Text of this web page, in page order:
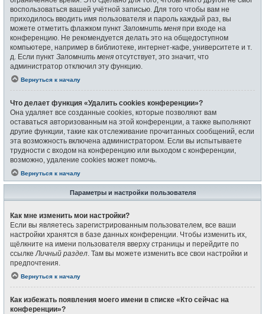
воспользоваться вашей учётной записью. Для того чтобы вам не
приходилось вводить имя пользователя и пароль каждый раз, вы
можете отметить флажком пункт Запомнить меня при входе на
конференцию. Не рекомендуется делать это на общедоступном
компьютере, например в библиотеке, интернет-кафе, университете и т.
д. Если пункт Запомнить меня отсутствует, это значит, что
администратор отключил эту функцию.
Вернуться к началу
Что делает функция «Удалить cookies конференции»?
Она удаляет все созданные cookies, которые позволяют вам
оставаться авторизованным на этой конференции, а также выполняют
другие функции, такие как отслеживание прочитанных сообщений, если
эта возможность включена администратором. Если вы испытываете
трудности с входом на конференцию или выходом с конференции,
возможно, удаление cookies может помочь.
Вернуться к началу
Параметры и настройки пользователя
Как мне изменить мои настройки?
Если вы являетесь зарегистрированным пользователем, все ваши
настройки хранятся в базе данных конференции. Чтобы изменить их,
щёлкните на имени пользователя вверху страницы и перейдите по
ссылкеЛичный раздел. Там вы можете изменить все свои настройки и
предпочтения.
Вернуться к началу
Как избежать появления моего имени в списке «Кто сейчас на
конференции»?